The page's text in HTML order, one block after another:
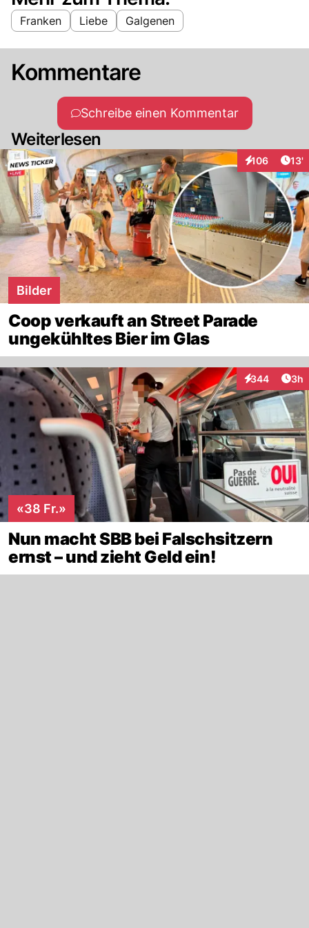
Franken Liebe Galgenen
Kommentare
Schreibe einen Kommentar
Weiterlesen
106
Interaktionen
13'
Bilder
Coop verkauft an Street Parade
ungekühltes Bier im Glas
344
Interaktionen
3h
«38 Fr.»
Nun macht SBB bei Falschsitzern
ernst – und zieht Geld ein!